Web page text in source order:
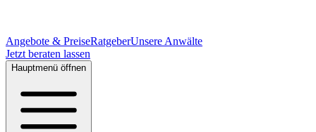
Angebote & PreiseRatgeberUnsere Anwälte
Jetzt beraten lassen
Hauptmenü öffnen